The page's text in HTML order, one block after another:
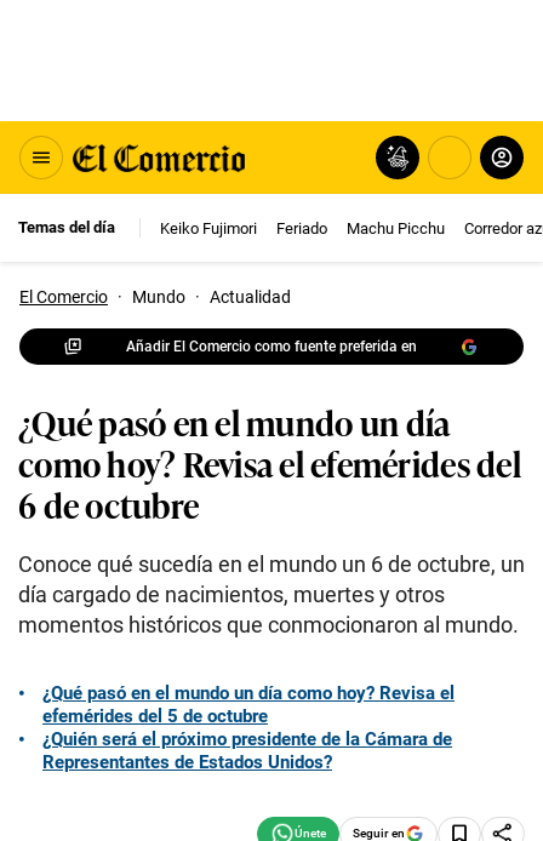
Temas del día Keiko Fujimori Feriado Machu Picchu Corredor
El Comercio · Mundo · Actualidad
Añadir El Comercio como fuente preferida en
¿Qué pasó en el mundo un día
como hoy? Revisa el efemérides del
6 de octubre
Conoce qué sucedía en el mundo un 6 de octubre, un
día cargado de nacimientos, muertes y otros
momentos históricos que conmocionaron al mundo.
¿Qué pasó en el mundo un día como hoy? Revisa el
efemérides del 5 de octubre
¿Quién será el próximo presidente de la Cámara de
Representantes de Estados Unidos?
Seguir en